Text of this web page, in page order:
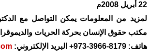
22 أبريل 2008م
لمزيد من المعلومات يمكن التواصل مع
مكتب حقوق الإنسان بحركة الحريات
هاتف: 8179-3966-973+ البريد الإلكتروني: